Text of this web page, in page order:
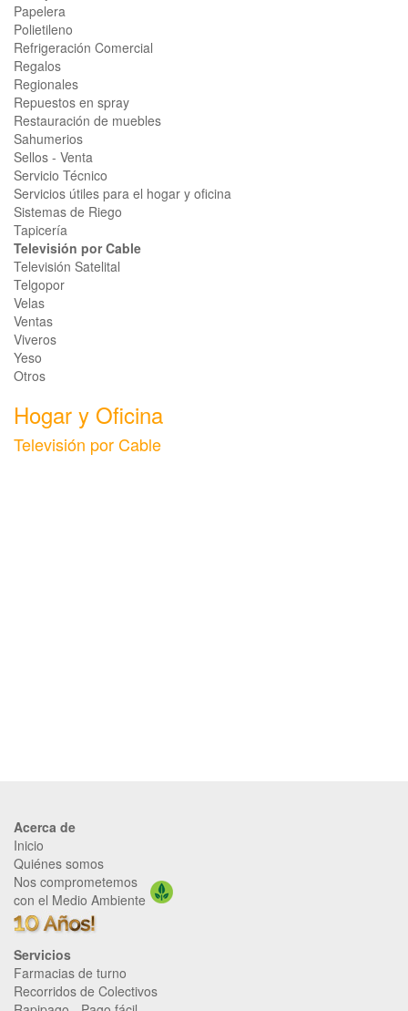
Papelera
Polietileno
Refrigeración Comercial
Regalos
Regionales
Repuestos en spray
Restauración de muebles
Sahumerios
Sellos - Venta
Servicio Técnico
Servicios útiles para el hogar y oficina
Sistemas de Riego
Tapicería
Televisión por Cable
Televisión Satelital
Telgopor
Velas
Ventas
Viveros
Yeso
Otros
Hogar y Oficina
Televisión por Cable
Acerca de
Inicio
Quiénes somos
Nos comprometemos
con el Medio Ambiente
Servicios
Farmacias de turno
Recorridos de Colectivos